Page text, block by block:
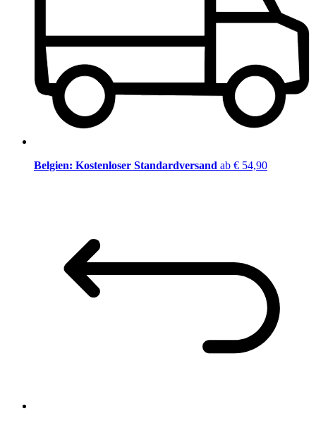
Belgien: Kostenloser Standardversand ab € 54,90